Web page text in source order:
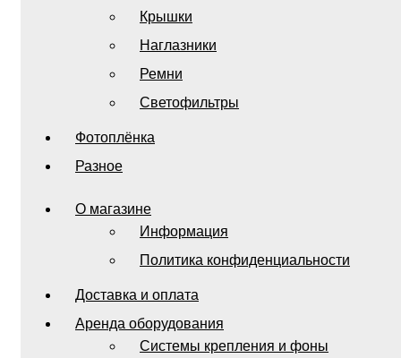
Крышки
Наглазники
Ремни
Светофильтры
Фотоплёнка
Разное
О магазине
Информация
Политика конфиденциальности
Доставка и оплата
Аренда оборудования
Системы крепления и фоны